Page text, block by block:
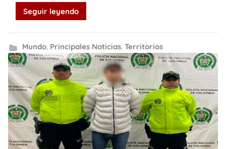
Seguir leyendo
Mundo, Principales Noticias, Territorios